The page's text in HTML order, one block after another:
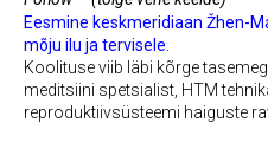
Eesmine keskmeridiaan Žhen-
mõju ilu ja tervisele.
Koolituse viib läbi kõrge
meditsiini spetsialist, HTM
reproduktiivsüsteemi haiguste